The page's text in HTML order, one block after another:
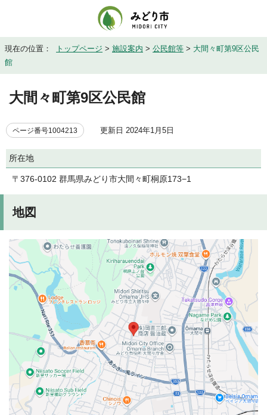
現在の位置： トップページ > 施設案内 > 公民館等 > 大間々町第9区公民
館
大間々町第9区公民館
ページ番号1004213 更新日 2024年1月5日
所在地
〒376-0102 群馬県みどり市大間々町桐原173−1
地図